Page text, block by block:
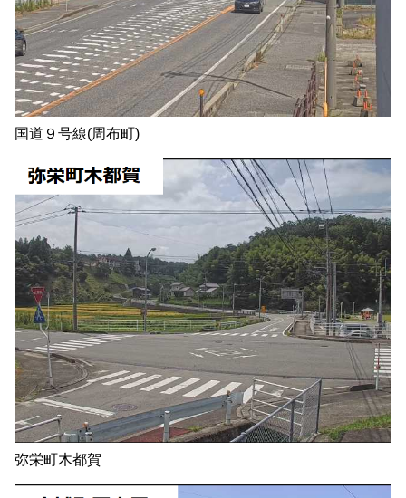
国道９号線(周布町)
弥栄町木都賀